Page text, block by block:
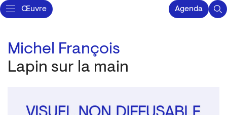
Œuvre Agenda
Michel François
Lapin sur la main